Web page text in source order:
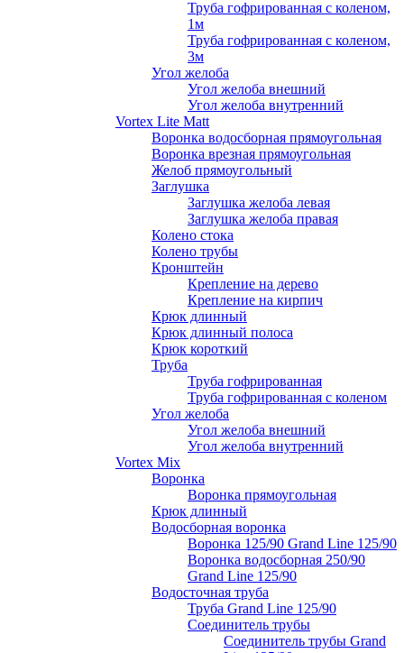
Труба гофрированная с коленом,
1м
Труба гофрированная с коленом,
3м
Угол желоба
Угол желоба внешний
Угол желоба внутренний
Vortex Lite Matt
Воронка водосборная прямоугольная
Воронка врезная прямоугольная
Желоб прямоугольный
Заглушка
Заглушка желоба левая
Заглушка желоба правая
Колено стока
Колено трубы
Кронштейн
Крепление на дерево
Крепление на кирпич
Крюк длинный
Крюк длинный полоса
Крюк короткий
Труба
Труба гофрированная
Труба гофрированная с коленом
Угол желоба
Угол желоба внешний
Угол желоба внутренний
Vortex Mix
Воронка
Воронка прямоугольная
Крюк длинный
Водосборная воронка
Воронка 125/90 Grand Line 125/90
Воронка водосборная 250/90
Grand Line 125/90
Водосточная труба
Труба Grand Line 125/90
Соединитель трубы
Соединитель трубы Grand